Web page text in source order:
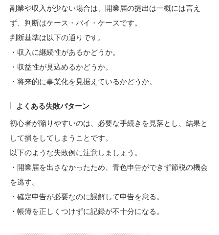
副業や収入が少ない場合は、開業届の提出は一概には言え
ず、判断はケース・バイ・ケースです。
判断基準は以下の通りです。
・収入に継続性があるかどうか。
・収益性が見込めるかどうか。
・将来的に事業化を見据えているかどうか。
よくある失敗パターン
初心者が陥りやすいのは、必要な手続きを見落とし、結果と
して損をしてしまうことです。
以下のような失敗例に注意しましょう。
・開業届を出さなかったため、青色申告ができず節税の機会
を逃す。
・確定申告が必要なのに誤解して申告を怠る。
・帳簿を正しくつけずに記録が不十分になる。